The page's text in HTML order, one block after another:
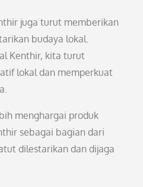
juga turut memberikan
budaya lokal.
Kenthir, kita turut
lokal dan memperkuat
menghargai produk
sebagai bagian dari
dilestarikan dan dijaga